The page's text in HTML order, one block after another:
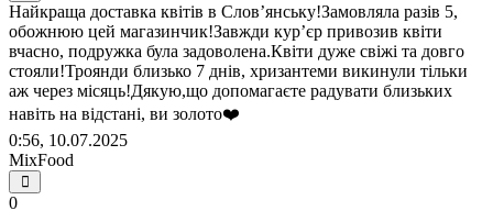
Найкраща доставка квітів в Словʼянську!Замовляла разів 5,
обожнюю цей магазинчик!Завжди курʼєр привозив квіти
вчасно, подружка була задоволена.Квіти дуже свіжі та довго
стояли!Троянди близько 7 днів, хризантеми викинули тільки
аж через місяць!Дякую,що допомагаєте радувати близьких
навіть на відстані, ви золото❤️
0:56, 10.07.2025
MixFood
0